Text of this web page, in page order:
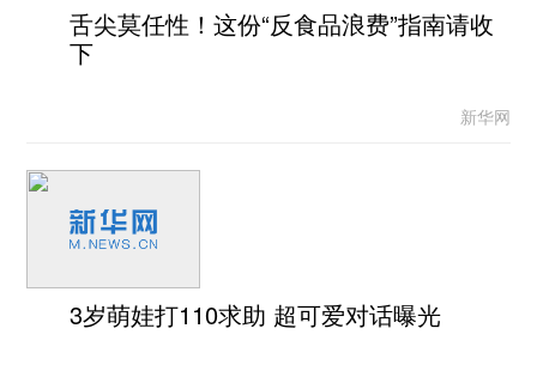
舌尖莫任性！这份“反食品浪费”指南请收
下
新华网
3岁萌娃打110求助 超可爱对话曝光